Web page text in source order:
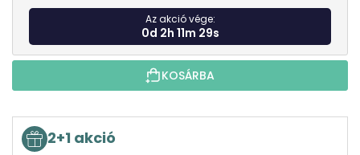
Az akció vége:
0d 2h 11m 27s
KOSÁRBA
2+1 akció